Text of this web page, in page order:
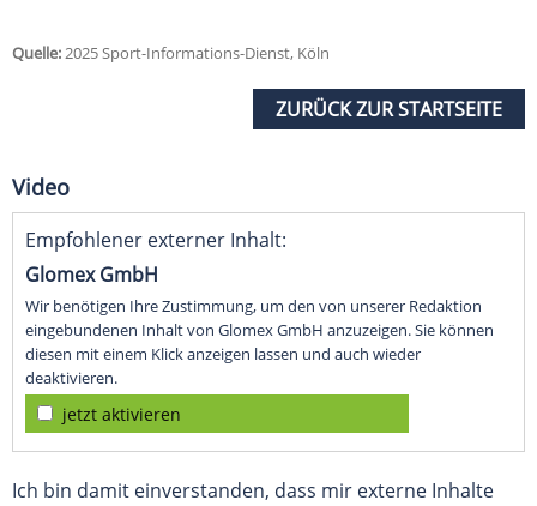
Quelle:2025 Sport-Informations-Dienst, Köln
ZURÜCK ZUR STARTSEITE
Video
Empfohlener externer Inhalt:
Glomex GmbH
Wir benötigen Ihre Zustimmung, um den von unserer Redaktion
eingebundenen Inhalt von Glomex GmbH anzuzeigen. Sie können
diesen mit einem Klick anzeigen lassen und auch wieder
deaktivieren.
jetzt aktivieren
Ich bin damit einverstanden, dass mir externe Inhalte